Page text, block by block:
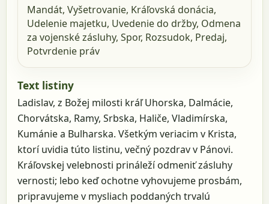
Mandát, Vyšetrovanie, Kráľovská donácia,
Udelenie majetku, Uvedenie do držby, Odmena
za vojenské zásluhy, Spor, Rozsudok, Predaj,
Potvrdenie práv
Text listiny
Ladislav, z Božej milosti kráľ Uhorska, Dalmácie,
Chorvátska, Ramy, Srbska, Haliče, Vladimírska,
Kumánie a Bulharska. Všetkým veriacim v Krista,
ktorí uvidia túto listinu, večný pozdrav v Pánovi.
Kráľovskej velebnosti prináleží odmeniť zásluhy
vernosti; lebo keď ochotne vyhovujeme prosbám,
pripravujeme v mysliach poddaných trvalú